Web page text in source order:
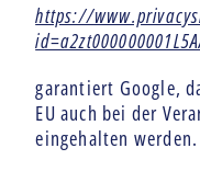
https://
garantiert Google,
EU auch bei der
eingehalten werden.